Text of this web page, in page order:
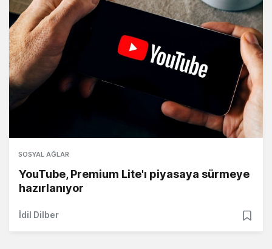
SOSYAL AĞLAR
YouTube, Premium Lite'ı piyasaya sürmeye
hazırlanıyor
İdil Dilber